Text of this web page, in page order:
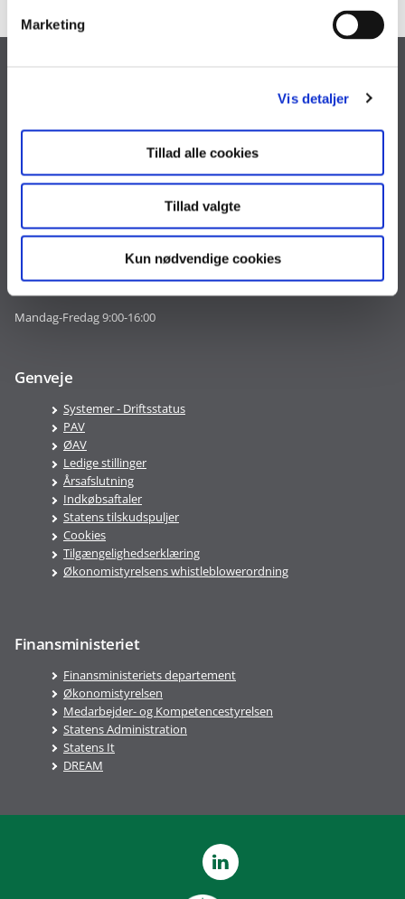
a
Marketing
Vis detaljer
Tillad alle cookies
Tillad valgte
Kun nødvendige cookies
oes@oes.dk
EAN nr. 5798009814401
VAT nr. DK 33467826
Telefontid
Mandag-Fredag 9:00-16:00
Genveje
Systemer - Driftsstatus
PAV
ØAV
Ledige stillinger
Årsafslutning
Indkøbsaftaler
Statens tilskudspuljer
Cookies
Tilgængelighedserklæring
Økonomistyrelsens whistleblowerordning
Finansministeriet
Finansministeriets departement
Økonomistyrelsen
Medarbejder- og Kompetencestyrelsen
Statens Administration
Statens It
DREAM
LinkedIn